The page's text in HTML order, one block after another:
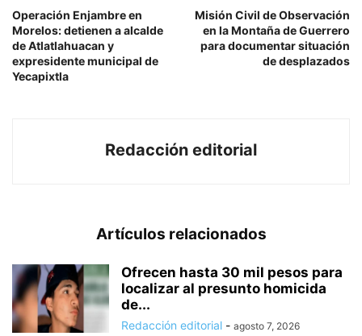
Operación Enjambre en
Morelos: detienen a alcalde
de Atlatlahuacan y
expresidente municipal de
Yecapixtla
Misión Civil de Observación
en la Montaña de Guerrero
para documentar situación
de desplazados
Redacción editorial
Artículos relacionados
Ofrecen hasta 30 mil pesos para
localizar al presunto homicida
de...
Redacción editorial - agosto 7, 2026